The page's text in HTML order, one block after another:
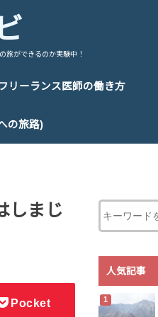
旅ができるのか実験中！
リーランス医師の働き方
の旅路)
しまじ
Pocket
人気記事